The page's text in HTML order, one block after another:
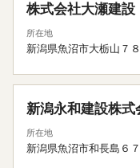
株式会社大瀬建設
所在地
新潟県魚沼市大栃山７
新潟永和建設株式
所在地
新潟県魚沼市和長島６